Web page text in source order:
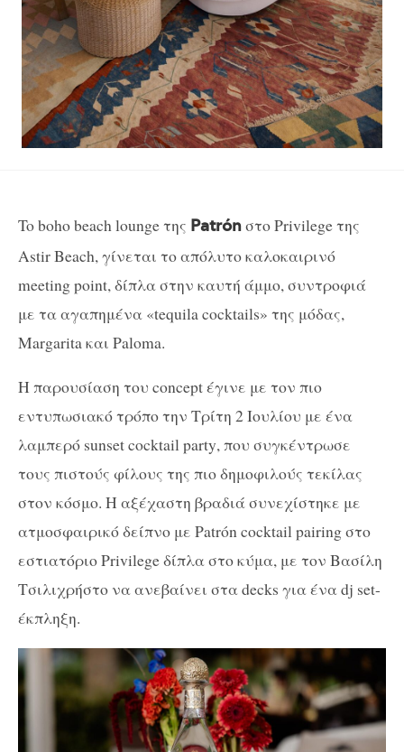
To bohobeach loungeτης PatrónστοPrivilegeτης
Astir Beach, γίνεται το απόλυτο καλοκαιρινό
meeting point, δίπλα στην καυτή άμμο, συντροφιά
με τα αγαπημένα «tequila cocktails» της μόδας,
Margarita και Paloma.
Η παρουσίαση του concept έγινε με τον πιο
εντυπωσιακό τρόπο την Τρίτη 2 Ιουλίου με ένα
λαμπερό sunsetcocktailparty, που συγκέντρωσε
τους πιστούς φίλους της πιο δημοφιλούς τεκίλας
στον κόσμο. Η αξέχαστη βραδιά συνεχίστηκε με
ατμοσφαιρικό δείπνο με Patróncocktailpairingστο
εστιατόριοPrivilegeδίπλα στο κύμα, με τον Βασίλη
Τσιλιχρήστο να ανεβαίνει στα decks για ένα dj set-
έκπληξη.